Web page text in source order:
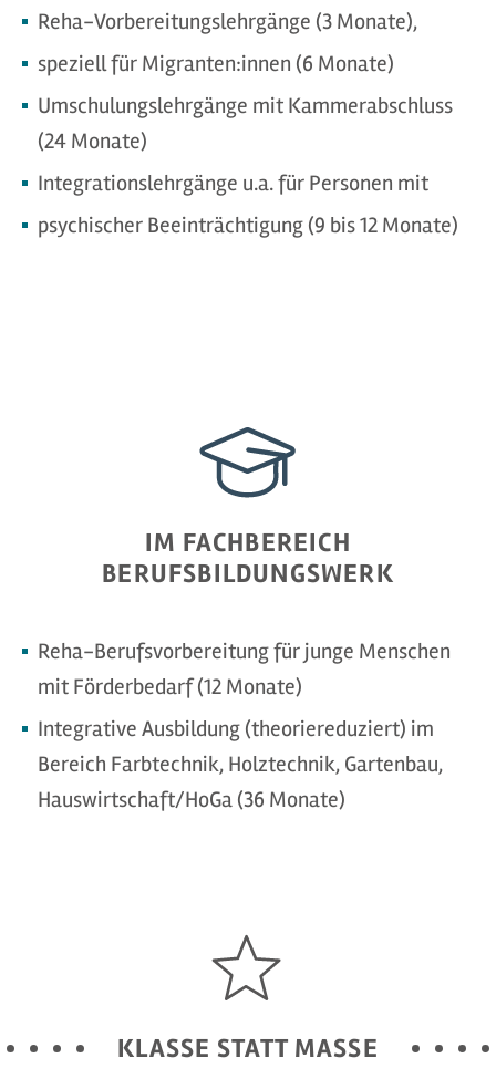
Reha-Vorbereitungslehrgänge (3 Monate),
speziell für Migranten:innen (6 Monate)
Umschulungslehrgänge mit Kammerabschluss
(24 Monate)
Integrationslehrgänge u.a. für Personen mit
psychischer Beeinträchtigung (9 bis 12 Monate)
IM FACHBEREICH
BERUFSBILDUNGSWERK
Reha-Berufsvorbereitung für junge Menschen
mit Förderbedarf (12 Monate)
Integrative Ausbildung (theoriereduziert) im
Bereich Farbtechnik, Holztechnik, Gartenbau,
Hauswirtschaft/HoGa (36 Monate)
KLASSE STATT MASSE